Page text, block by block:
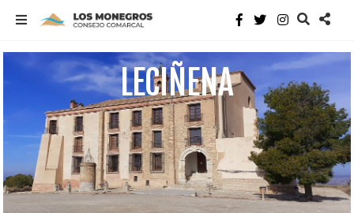
LECIÑENA